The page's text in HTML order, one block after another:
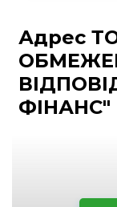
Адрес
ФІНАНС"